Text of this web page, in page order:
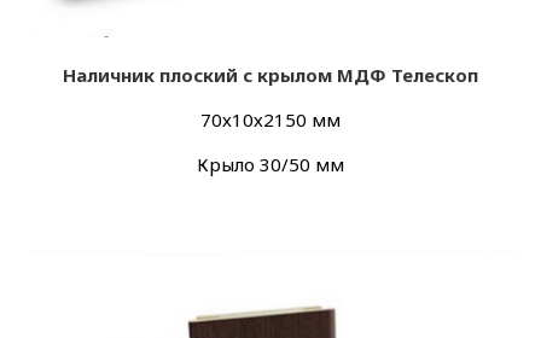
Наличник плоский с крылом МДФ Телескоп
70х10х2150 мм
Крыло 30/50 мм